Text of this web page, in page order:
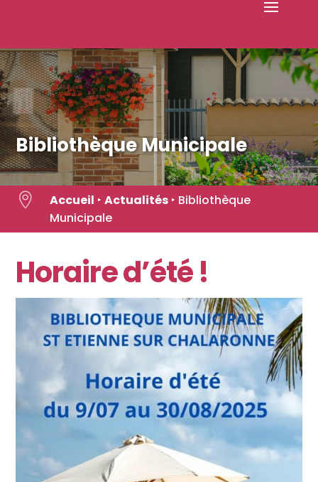
Bibliothèque Municipale
 Accueil ‣ Actualités‣ Bibliothèque
Municipale
Horaire d’été !